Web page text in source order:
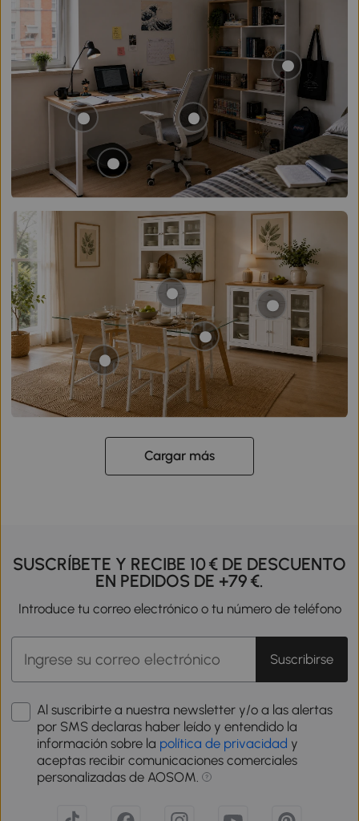
Cargar más
SUSCRÍBETE Y RECIBE 10 € DE DESCUENTO
EN PEDIDOS DE +79 €.
Introduce tu correo electrónico o tu número de teléfono
Suscribirse
Al suscribirte a nuestra newsletter y/o a las alertas
por SMS declaras haber leído y entendido la
información sobre la política de privacidad y
aceptas recibir comunicaciones comerciales
personalizadas de AOSOM.